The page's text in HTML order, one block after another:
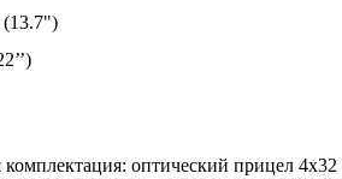
(13.7")
оптический прицел